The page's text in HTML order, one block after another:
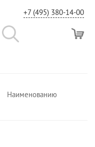
+7 (495) 380-14-00
Наименованию